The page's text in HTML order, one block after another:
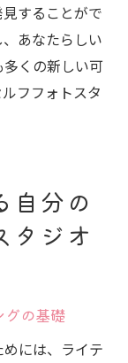
することがで
あなたらしい
くの新しい可
フフォトスタ
自分の
タジオ
グの基礎
には、ライテ